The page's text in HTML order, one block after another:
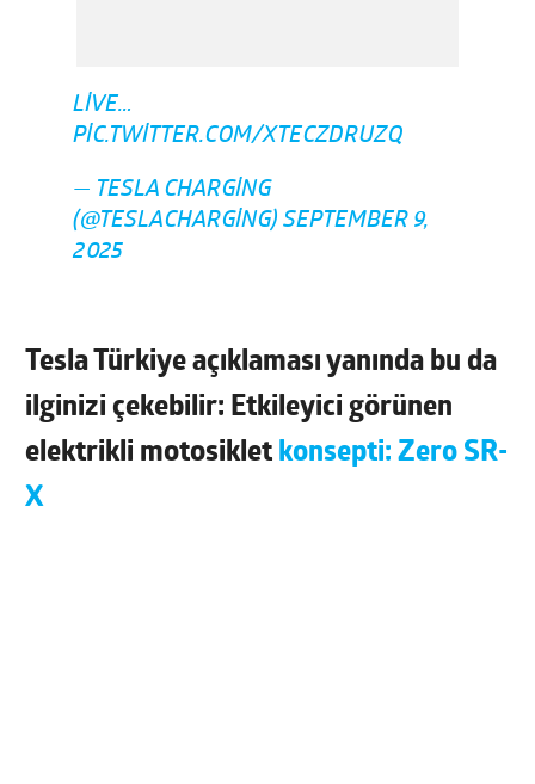
LIVE…
PIC.TWITTER.COM/XTECZDRUZQ
— TESLA CHARGING
(@TESLACHARGING)SEPTEMBER 9,
2025
Tesla Türkiye açıklaması yanında bu da
ilginizi çekebilir: Etkileyici görünen
elektrikli motosiklet konsepti: Zero SR-
X